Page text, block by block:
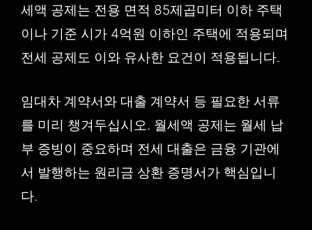
세액 공제는 전용 면적 85제곱미터 이하 주택
이나 기준 시가 4억원 이하인 주택에 적용되며
전세 공제도 이와 유사한 요건이 적용됩니다.
임대차 계약서와 대출 계약서 등 필요한 서류
를 미리 챙겨두십시오. 월세액 공제는 월세 납
부 증빙이 중요하며 전세 대출은 금융 기관에
서 발행하는 원리금 상환 증명서가 핵심입니
다.